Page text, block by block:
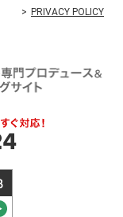
PRIVACY POLICY